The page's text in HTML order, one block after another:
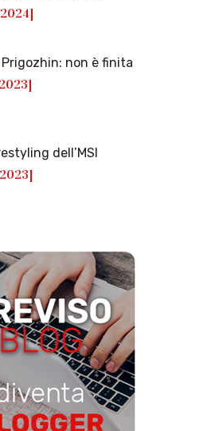
non è finita
dell’MSI